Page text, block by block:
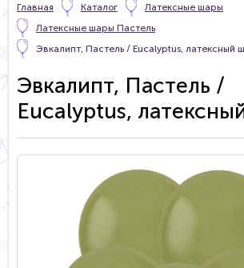
Главная Каталог
Латексные шары
Латексные шары Пастель
Эвкалипт, Пастель / Eucalyptus, латексный
Эвкалипт, Пастель /
Eucalyptus,